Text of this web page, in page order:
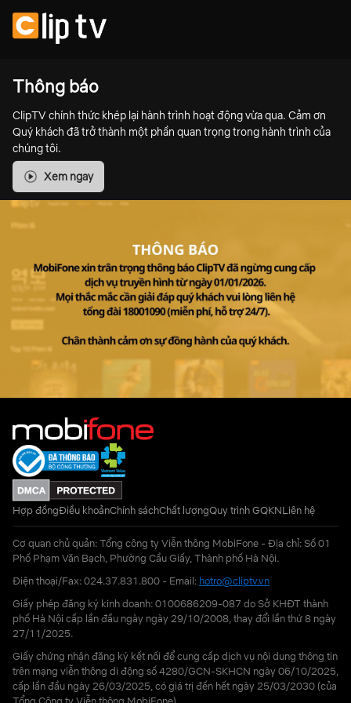
Thông báo
ClipTV chính thức khép lại hành trình hoạt động vừa qua. Cảm ơn
Quý khách đã trở thành một phần quan trọng trong hành trình của
chúng tôi.
Xem ngay
Hợp đồngĐiều khoảnChính sáchChất lượngQuy trình GQKNLiên hệ
Cơ quan chủ quản: Tổng công ty Viễn thông MobiFone - Địa chỉ: Số 01
Phố Phạm Văn Bạch, Phường Cầu Giấy, Thành phố Hà Nội.
Điện thoại/Fax: 024.37.831.800 - Email: hotro@cliptv.vn
Giấy phép đăng ký kinh doanh: 0100686209-087 do Sở KHĐT thành
phố Hà Nội cấp lần đầu ngày ngày 29/10/2008, thay đổi lần thứ 8 ngày
27/11/2025.
Giấy chứng nhận đăng ký kết nối để cung cấp dịch vụ nội dung thông tin
trên mạng viễn thông di động số 4280/GCN-SKHCN ngày 06/10/2025,
cấp lần đầu ngày 26/03/2025, có giá trị đến hết ngày 25/03/2030 (của